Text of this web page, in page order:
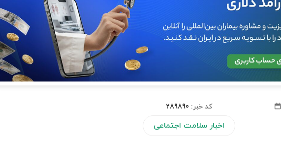
کد خبر: 289890
اخبار سلامت اجتماعی